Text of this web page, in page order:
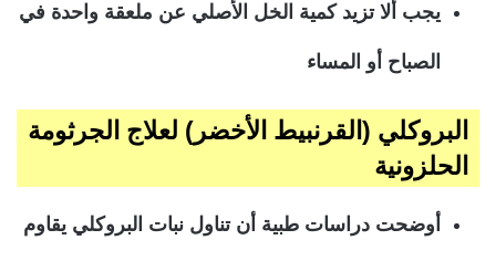
يجب ألا تزيد كمية الخل الأصلي عن ملعقة واحدة في
الصباح أو المساء
البروكلي (القرنبيط الأخضر) لعلاج الجرثومة
الحلزونية
أوضحت دراسات طبية أن تناول نبات البروكلي يقاوم